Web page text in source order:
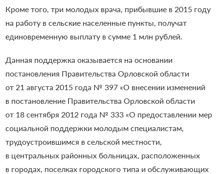
Кроме того, три молодых врача, прибывшие в 2015 году
на работу в сельские населенные пункты, получат
единовременную выплату в сумме 1 млн рублей.
Данная поддержка оказывается на основании
постановления Правительства Орловской области
от 21 августа 2015 года № 397 «О внесении изменений
в постановление Правительства Орловской области
от 18 сентября 2012 года № 333 «О предоставлении мер
социальной поддержки молодым специалистам,
трудоустроившимся в сельской местности,
в центральных районных больницах, расположенных
в городах, поселках городского типа и обслуживающих